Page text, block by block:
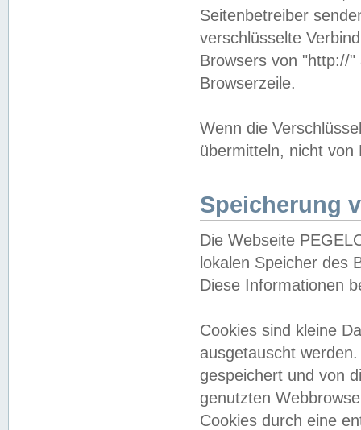
Seitenbetreiber
verschlüsselte
Browsers von "http://
Browserzeile.
Wenn die
übermitteln, nicht von
Speicherung
Die Webseite
lokalen Speicher des
Diese Informationen
Cookies sind kleine
ausgetauscht
gespeichert und von
genutzten
Cookies durch eine